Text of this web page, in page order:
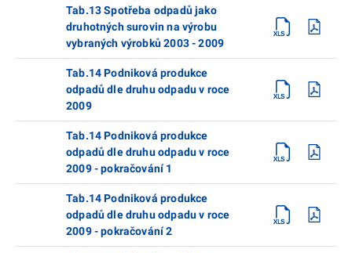
Tab.13 Spotřeba odpadů jako
druhotných surovin na výrobu
vybraných výrobků 2003 - 2009
Tab.14 Podniková produkce
odpadů dle druhu odpadu v roce
2009
Tab.14 Podniková produkce
odpadů dle druhu odpadu v roce
2009 - pokračování 1
Tab.14 Podniková produkce
odpadů dle druhu odpadu v roce
2009 - pokračování 2